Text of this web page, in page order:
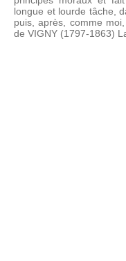
longue et lourde tâche,
puis, après, comme
de VIGNY (1797-1863)